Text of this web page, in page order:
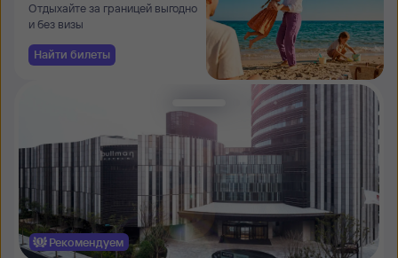
Отдыхайте за границей выгодно
и без визы
Найти билеты
Рекомендуем